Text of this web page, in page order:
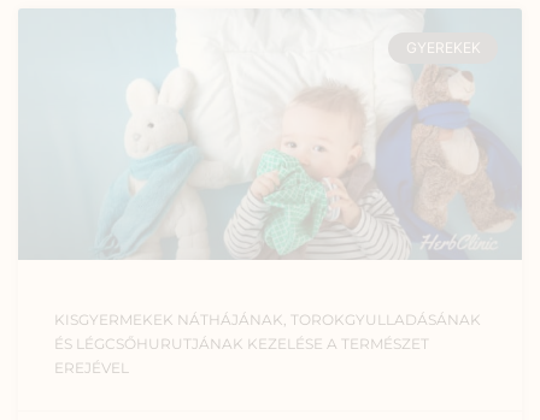
GYEREKEK
KISGYERMEKEK NÁTHÁJÁNAK, TOROKGYULLADÁSÁNAK
ÉS LÉGCSŐHURUTJÁNAK KEZELÉSE A TERMÉSZET
EREJÉVEL